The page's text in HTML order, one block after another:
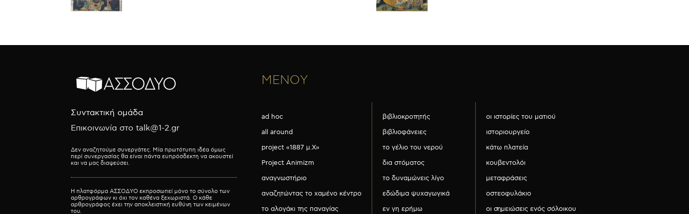
Συντακτική ομάδα
Επικοινωνία στο talk@1-2.gr
Δεν αναζητούμε συνεργάτες. Μία πρωτότυπη ιδέα όμως
περί συνεργασίας θα είναι πάντα ευπρόσδεκτη να ακουστεί
και να μας διαψεύσει.
Η πλατφόρμα ΑΣΣΟΔΥΟ εκπροσωπεί μόνο το σύνολο των
αρθρογράφων κι όχι τον καθένα ξεχωριστά. Ο κάθε
αρθρογράφος έχει την αποκλειστική ευθύνη των κειμένων
του.
ΜΕΝΟΥ
ad hoc
all around
project «1887 μ.Χ»
Project Animizm
αναγνωστήριο
αναζητώντας το χαμένο κέντρο
το αλογάκι της παναγίας
βιβλιοκροτητής
βιβλιοφάνειες
το γέλιο του νερού
δια στόματος
το δυναμώνεις λίγο
εδώδιμα ψυχαγωγικά
εν γη ερήμω
οι ιστορίες του ματιού
ιστοριουργείο
κάτω πλατεία
κουβεντολόι
μεταφράσεις
οστεοφυλάκιο
οι σημειώσεις ενός σόλοικου